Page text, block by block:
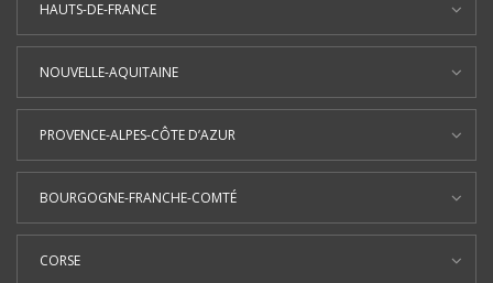
HAUTS-DE-FRANCE
NOUVELLE-AQUITAINE
PROVENCE-ALPES-CÔTE D’AZUR
BOURGOGNE-FRANCHE-COMTÉ
CORSE